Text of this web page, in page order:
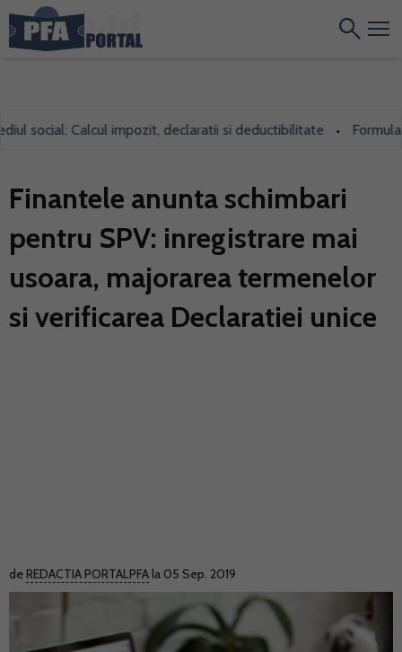
social: Calcul impozit, declaratii si deductibilitate •
Finantele anunta schimbari
pentru SPV: inregistrare mai
usoara, majorarea termenelor
si verificarea Declaratiei unice
de REDACTIA PORTALPFA la 05 Sep. 2019